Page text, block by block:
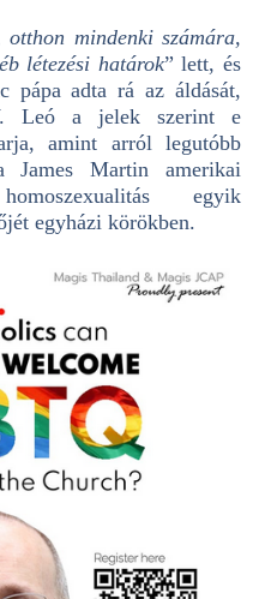
otthon mindenki számára,
létezési határok” lett, és
pápa adta rá az áldását,
Leó a jelek szerint e
amint arról legutóbb
James Martin amerikai
egyik
egyházi körökben.